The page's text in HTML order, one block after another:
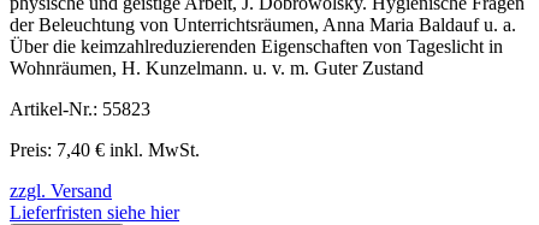
der Beleuchtung von Unterrichtsräumen, Anna Maria Baldauf u. a.
Über die keimzahlreduzierenden Eigenschaften von Tageslicht in
Wohnräumen, H. Kunzelmann. u. v. m. Guter Zustand
Artikel-Nr.: 55823
Preis: 7,40 € inkl. MwSt.
zzgl. Versand
Lieferfristen siehe hier